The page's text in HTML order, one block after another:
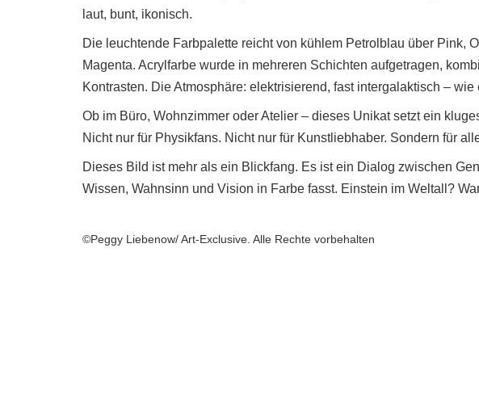
laut, bunt, ikonisch.
Die leuchtende Farbpalette reicht von kühlem Petrolblau über Pink,
Magenta. Acrylfarbe wurde in mehreren Schichten aufgetragen,
Kontrasten. Die Atmosphäre: elektrisierend, fast intergalaktisch –
Ob im Büro, Wohnzimmer oder Atelier – dieses Unikat setzt ein
Nicht nur für Physikfans. Nicht nur für Kunstliebhaber. Sondern für
Dieses Bild ist mehr als ein Blickfang. Es ist ein Dialog zwischen
Wissen, Wahnsinn und Vision in Farbe fasst. Einstein im Weltall?
©Peggy Liebenow/ Art-Exclusive. Alle Rechte vorbehalten